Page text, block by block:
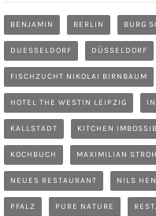
BENJAMIN BERLIN BURG
DUESSELDORF DÜSSELDORF
FISCHZUCHT NIKOLAI BIRNBAUM
HOTEL THE WESTIN LEIPZIG
KALLSTADT KITCHEN
KOCHBUCH MAXIMILIAN
NEUES RESTAURANT NILS
PFALZ PURE NATURE